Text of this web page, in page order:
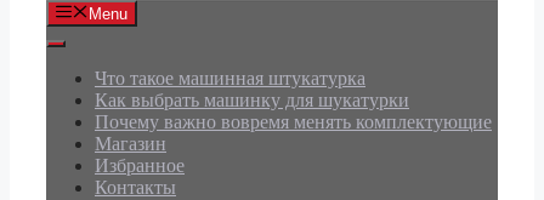
Menu
Что такое машинная штукатурка
Как выбрать машинку для шукатурки
Почему важно вовремя менять комплектующие
Магазин
Избранное
Контакты